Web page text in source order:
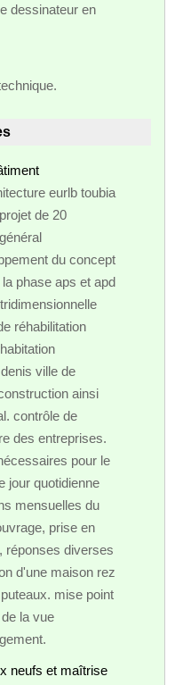
dessinateur en
eurlb toubia
de 20
du concept
phase aps et apd
réhabilitation
ville de
ainsi
contrôle de
des entreprises.
pour le
jour quotidienne
mensuelles du
prise en
réponses diverses
d'une maison rez
mise point
la vue
neufs et maîtrise